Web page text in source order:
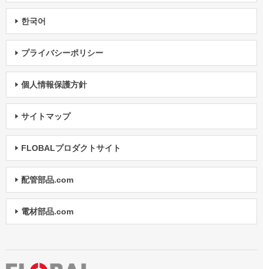
한국어
プライバシーポリシー
個人情報保護方針
サイトマップ
FLOBALプロダクトサイト
配管部品.com
電材部品.com